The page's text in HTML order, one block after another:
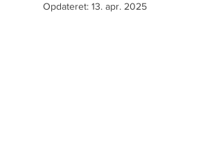
Opdateret: 13. apr. 2025